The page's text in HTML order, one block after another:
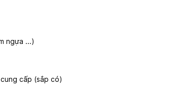
ngựa ...)
cấp (sắp có)